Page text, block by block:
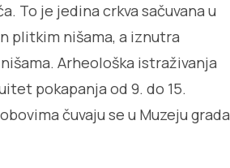
To je jedina crkva sačuvana u
plitkim nišama, a iznutra
Arheološka istraživanja
pokapanja od 9. do 15.
čuvaju se u Muzeju grada